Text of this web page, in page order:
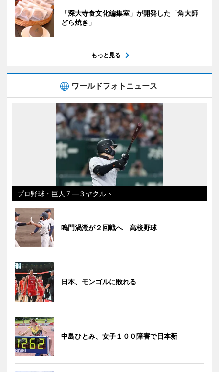
「深大寺食文化編集室」が開発した「角大師
どら焼き」
もっと見る
ワールドフォトニュース
プロ野球・巨人７―３ヤクルト
鳴門渦潮が２回戦へ 高校野球
日本、モンゴルに敗れる
中島ひとみ、女子１００障害で日本新